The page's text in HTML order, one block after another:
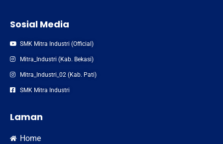
Sosial Media
SMK Mitra Industri (Official)
Mitra_Industri (Kab. Bekasi)
Mitra_Industri_02 (Kab. Pati)
SMK Mitra Industri
Laman
Home